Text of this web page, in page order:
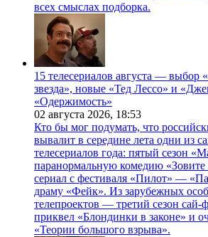
всех смыслах подборка.
15 телесериалов августа — выбор
звезда», новые «Тед Лессо» и
«Одержимость»
02 августа 2026, 18:53
Кто бы мог подумать, что
вывалит в середине лета одни из
телесериалов года: пятый сезон
паранормальную комедию
сериал с фестиваля «Пилот» —
драму «Фейк». Из зарубежных
телепроектов — третий сезон сай-
приквел «Блондинки в законе» и
«Теории большого взрыва».